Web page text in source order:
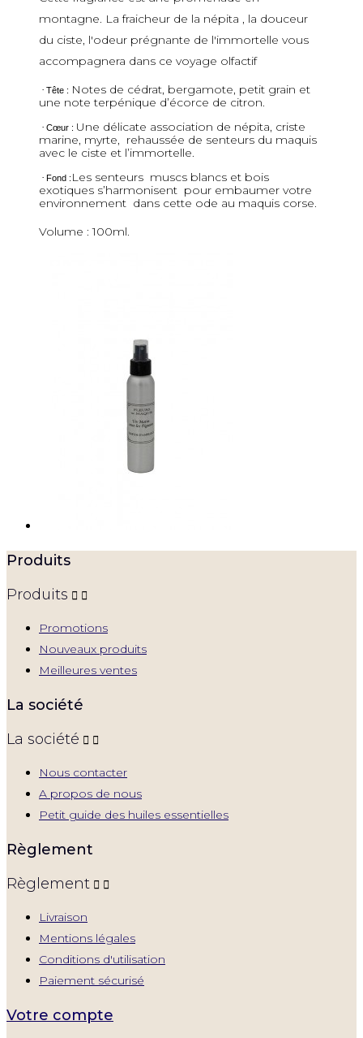
montagne. La fraicheur de la népita , la douceur
du ciste, l'odeur prégnante de l'immortelle vous
accompagnera dans ce voyage olfactif
· Tête : Notes de cédrat, bergamote, petit grain et
une note terpénique d’écorce de citron.
· Cœur : Une délicate association de népita, criste
marine, myrte, rehaussée de senteurs du maquis
avec le ciste et l’immortelle.
· Fond : Les senteurs muscs blancs et bois
exotiques s’harmonisent pour embaumer votre
environnement dans cette ode au maquis corse.
Volume : 100ml.
Produits
Produits  
Promotions
Nouveaux produits
Meilleures ventes
La société
La société  
Nous contacter
A propos de nous
Petit guide des huiles essentielles
Règlement
Règlement  
Livraison
Mentions légales
Conditions d'utilisation
Paiement sécurisé
Votre compte